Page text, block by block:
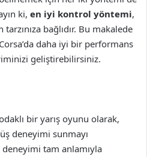
ki, en iyi kontrol yöntemi,
bağlıdır. Bu makalede
daha iyi bir performans
geliştirebilirsiniz.
bir yarış oyunu olarak,
deneyimi sunmayı
tam anlamıyla